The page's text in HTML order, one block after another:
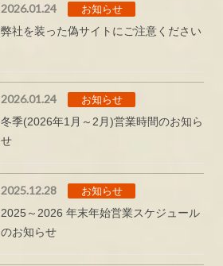
2026.01.24 お知らせ
弊社を装った偽サイトにご注意ください
2026.01.24 お知らせ
冬季(2026年1月～2月)営業時間のお知ら
せ
2025.12.28 お知らせ
2025～2026 年末年始営業スケジュール
のお知らせ